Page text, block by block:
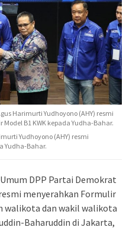
Harimurti Yudhoyono (AHY) resmi
B1 KWK kepada Yudha-Bahar.
Yudhoyono (AHY) resmi
Yudha-Bahar.
DPP Partai Demokrat
menyerahkan Formulir
walikota dan wakil walikota
Baharuddin di Jakarta,